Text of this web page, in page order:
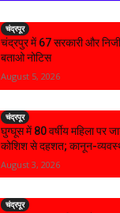
चंद्रपूर
चंद्रपुर में 67 सरकारी और निजी
बताओ नोटिस
August 5, 2026
चंद्रपूर
घुग्घूस में 80 वर्षीय महिला पर
कोशिश से दहशत; कानून-
August 3, 2026
चंद्रपूर